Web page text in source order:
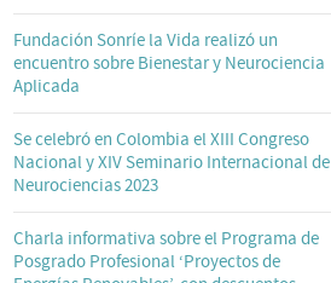
Fundación Sonríe la Vida realizó un
encuentro sobre Bienestar y Neurociencia
Aplicada
Se celebró en Colombia el XIII Congreso
Nacional y XIV Seminario Internacional de
Neurociencias 2023
Charla informativa sobre el Programa de
Posgrado Profesional ‘Proyectos de